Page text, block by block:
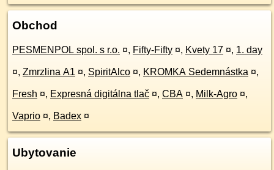
Obchod
PESMENPOL spol. s r.o. ¤, Fifty-Fifty ¤, Kvety 17 ¤, 1. day
¤, Zmrzlina A1 ¤, SpiritAlco ¤, KROMKA Sedemnástka ¤,
Fresh ¤, Expresná digitálna tlač ¤, CBA ¤, Milk-Agro ¤,
Vaprio ¤, Badex ¤
Ubytovanie